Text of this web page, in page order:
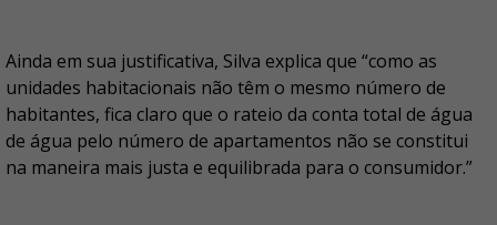
Ainda em sua justificativa, Silva explica que “como as
unidades habitacionais não têm o mesmo número de
habitantes, fica claro que o rateio da conta total de água
de água pelo número de apartamentos não se constitui
na maneira mais justa e equilibrada para o consumidor.”